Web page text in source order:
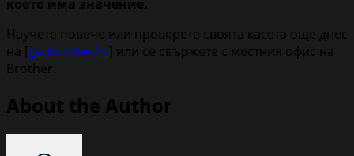
което има значение.
Научете повече или проверете своята касета още днес
на [go.brother/id] или се свържете с местния офис на
Brother.
About the Author